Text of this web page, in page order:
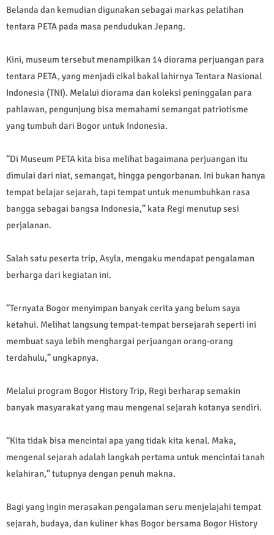
Belanda dan kemudian digunakan sebagai markas pelatihan
tentara PETA pada masa pendudukan Jepang.
Kini, museum tersebut menampilkan 14 diorama perjuangan para
tentara PETA, yang menjadi cikal bakal lahirnya Tentara Nasional
Indonesia (TNI). Melalui diorama dan koleksi peninggalan para
pahlawan, pengunjung bisa memahami semangat patriotisme
yang tumbuh dari Bogor untuk Indonesia.
“Di Museum PETA kita bisa melihat bagaimana perjuangan itu
dimulai dari niat, semangat, hingga pengorbanan. Ini bukan hanya
tempat belajar sejarah, tapi tempat untuk menumbuhkan rasa
bangga sebagai bangsa Indonesia,” kata Regi menutup sesi
perjalanan.
Salah satu peserta trip, Asyla, mengaku mendapat pengalaman
berharga dari kegiatan ini.
“Ternyata Bogor menyimpan banyak cerita yang belum saya
ketahui. Melihat langsung tempat-tempat bersejarah seperti ini
membuat saya lebih menghargai perjuangan orang-orang
terdahulu,” ungkapnya.
Melalui program Bogor History Trip, Regi berharap semakin
banyak masyarakat yang mau mengenal sejarah kotanya sendiri.
“Kita tidak bisa mencintai apa yang tidak kita kenal. Maka,
mengenal sejarah adalah langkah pertama untuk mencintai tanah
kelahiran,” tutupnya dengan penuh makna.
Bagi yang ingin merasakan pengalaman seru menjelajahi tempat
sejarah, budaya, dan kuliner khas Bogor bersama Bogor History